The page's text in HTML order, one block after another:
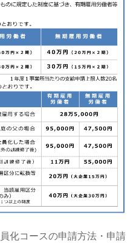
化コースの申請方法・申請